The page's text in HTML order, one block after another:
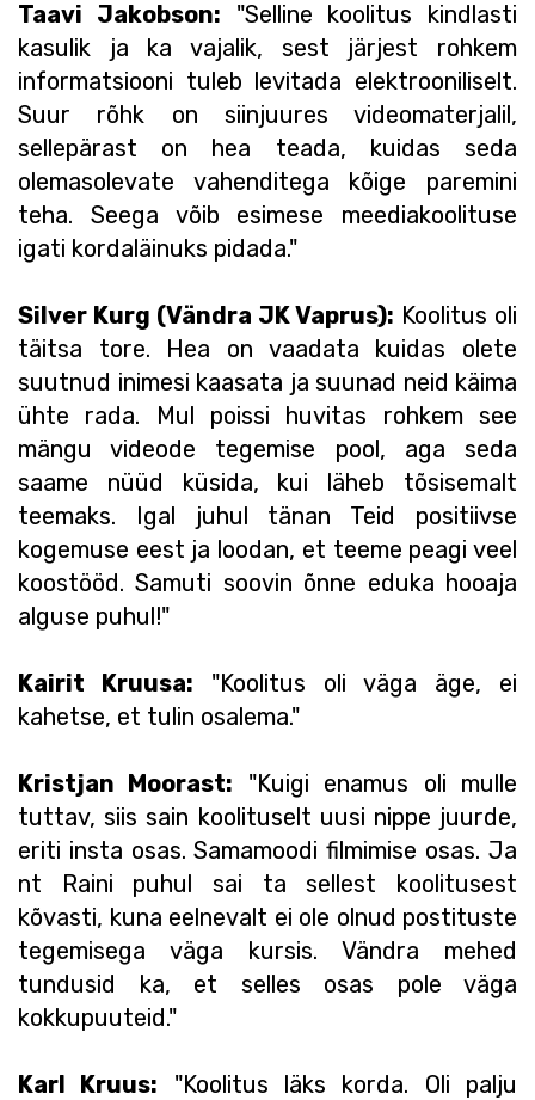
Taavi Jakobson: "Selline koolitus kindlasti
kasulik ja ka vajalik, sest järjest rohkem
informatsiooni tuleb levitada elektrooniliselt.
Suur rõhk on siinjuures videomaterjalil,
sellepärast on hea teada, kuidas seda
olemasolevate vahenditega kõige paremini
teha. Seega võib esimese meediakoolituse
igati kordaläinuks pidada."
Silver Kurg (Vändra JK Vaprus): Koolitus oli
täitsa tore. Hea on vaadata kuidas olete
suutnud inimesi kaasata ja suunad neid käima
ühte rada. Mul poissi huvitas rohkem see
mängu videode tegemise pool, aga seda
saame nüüd küsida, kui läheb tõsisemalt
teemaks. Igal juhul tänan Teid positiivse
kogemuse eest ja loodan, et teeme peagi veel
koostööd. Samuti soovin õnne eduka hooaja
alguse puhul!"
Kairit Kruusa: "Koolitus oli väga äge, ei
kahetse, et tulin osalema."
Kristjan Moorast: "Kuigi enamus oli mulle
tuttav, siis sain koolituselt uusi nippe juurde,
eriti insta osas. Samamoodi filmimise osas. Ja
nt Raini puhul sai ta sellest koolitusest
kõvasti, kuna eelnevalt ei ole olnud postituste
tegemisega väga kursis. Vändra mehed
tundusid ka, et selles osas pole väga
kokkupuuteid."
Karl Kruus: "Koolitus läks korda. Oli palju